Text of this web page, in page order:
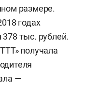
размере.
годах
тыс. рублей.
получала
—